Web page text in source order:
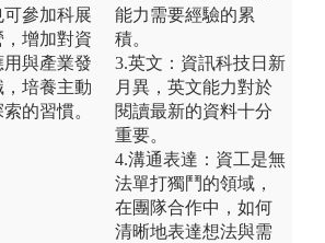
可參加科展
增加對資
與產業發
，培養主動
的習慣。
能力需要經驗的累
積。
3.英文：資訊科技日新
月異，英文能力對於
閱讀最新的資料十分
重要。
4.溝通表達：資工是無
法單打獨鬥的領域，
在團隊合作中，如何
清晰地表達想法與需